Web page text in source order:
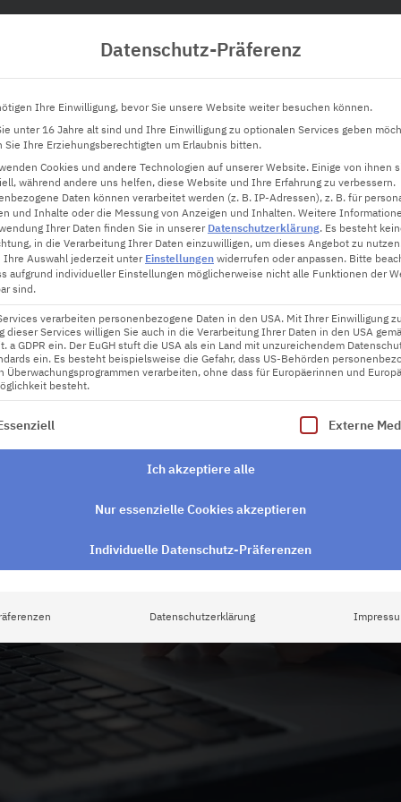
Innovation Software
Kann man wirklich mehrere
Datenschutz-Präferenz
Ihre Einwilligung, bevor Sie unsere Website weiter besuchen können.
unter 16 Jahre alt sind und Ihre Einwilligung zu optionalen Services geben
Sie Ihre Erziehungsberechtigten um Erlaubnis bitten.
Cookies und andere Technologien auf unserer Website. Einige von ihnen
während andere uns helfen, diese Website und Ihre Erfahrung zu verbessern.
Daten können verarbeitet werden (z. B. IP-Adressen), z. B. für
und Inhalte oder die Messung von Anzeigen und Inhalten. Weitere
Ihrer Daten finden Sie in unserer Datenschutzerklärung. Es besteht
in die Verarbeitung Ihrer Daten einzuwilligen, um dieses Angebot zu
Ihre Auswahl jederzeit unter Einstellungen widerrufen oder anpassen. Bitte
aufgrund individueller Einstellungen möglicherweise nicht alle Funktionen der
sind.
verarbeiten personenbezogene Daten in den USA. Mit Ihrer Einwilligung
dieser Services willigen Sie auch in die Verarbeitung Ihrer Daten in den USA
a GDPR ein. Der EuGH stuft die USA als ein Land mit unzureichendem
ein. Es besteht beispielsweise die Gefahr, dass US-Behörden
Überwachungsprogrammen verarbeiten, ohne dass für Europäerinnen und
besteht.
eine Liste der Service-Gruppen, für die eine Einwilligung
Externe
Ich akzeptiere alle
Nur essenzielle Cookies akzeptieren
Individuelle Datenschutz-Präferenzen
Datenschutzerklärung